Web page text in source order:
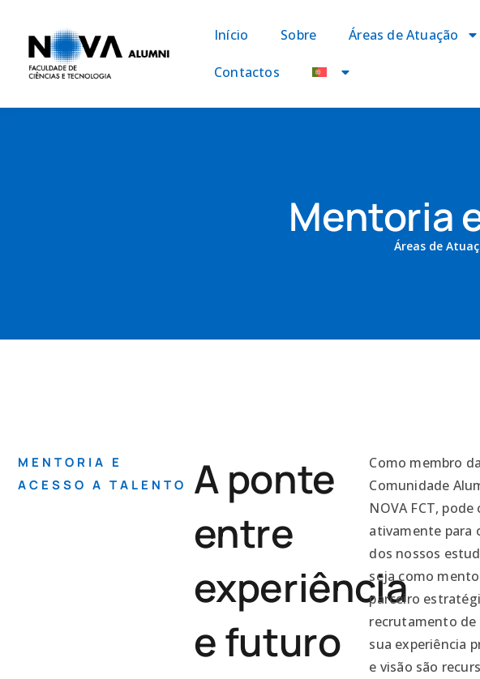
Início Sobre Áreas de Atuação
Contactos
Mentoria
Áreas de
MENTORIA E
ACESSO A TALENTO
A ponte
entre
experiência
e futuro
Como membro da
Comunidade
NOVA FCT,
ativamente para
dos nossos
seja como
parceiro
recrutamento
sua experiência
e visão são